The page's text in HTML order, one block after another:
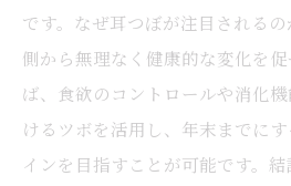
です。なぜ耳つぼが注目される
側から無理なく健康的な変化を
ば、食欲のコントロールや消化
けるツボを活用し、年末までに
インを目指すことが可能です。